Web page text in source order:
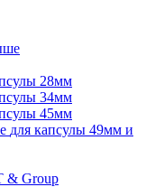
28мм
34мм
45мм
для капсулы 49мм и
& Group